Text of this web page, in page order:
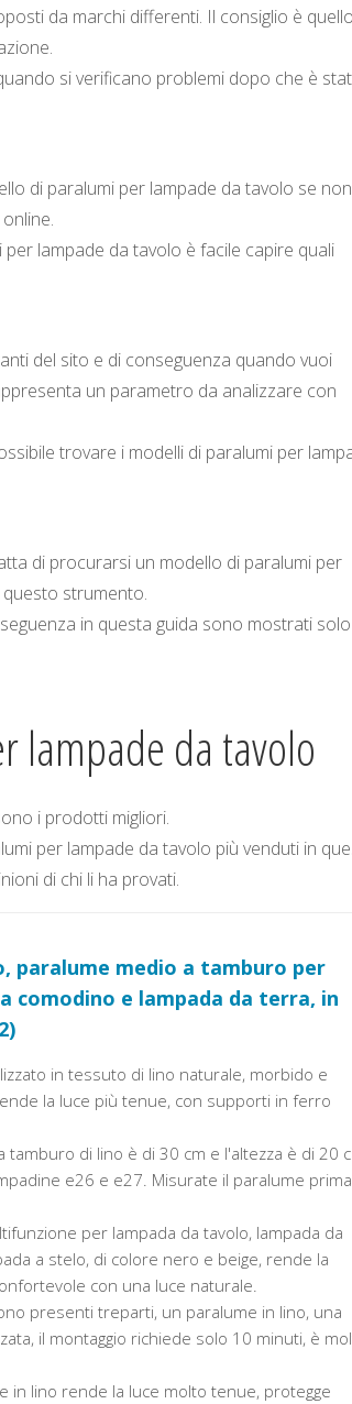
da marchi differenti. Il consiglio è
si verificano problemi dopo che è
di paralumi per lampade da tavolo se
lampade da tavolo è facile capire quali
del sito e di conseguenza quando vuoi
un parametro da analizzare con
trovare i modelli di paralumi per
di procurarsi un modello di paralumi per
strumento.
in questa guida sono mostrati solo
lampade da tavolo
i prodotti migliori.
per lampade da tavolo più venduti in
di chi li ha provati.
paralume medio a tamburo per
comodino e lampada da terra, in
in tessuto di lino naturale, morbido e
la luce più tenue, con supporti in ferro
tamburo di lino è di 30 cm e l'altezza è di 20
e26 e e27. Misurate il paralume prima
per lampada da tavolo, lampada da
a stelo, di colore nero e beige, rende la
con una luce naturale.
presenti treparti, un paralume in lino, una
il montaggio richiede solo 10 minuti, è
in lino rende la luce molto tenue, protegge